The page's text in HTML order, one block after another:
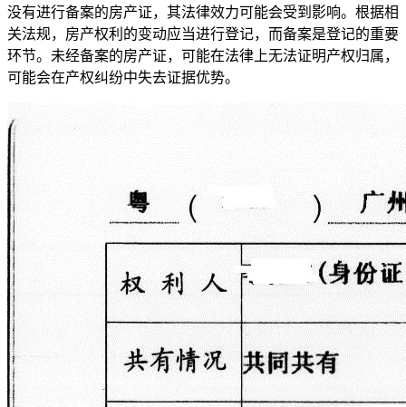
没有进行备案的房产证，其法律效力可能会受到影响。根据相
关法规，房产权利的变动应当进行登记，而备案是登记的重要
环节。未经备案的房产证，可能在法律上无法证明产权归属，
可能会在产权纠纷中失去证据优势。